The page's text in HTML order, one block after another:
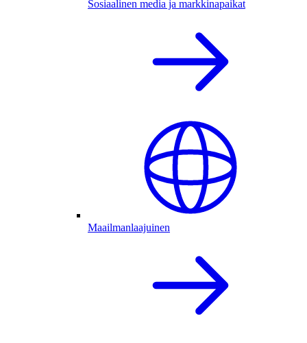
Sosiaalinen media ja markkinapaikat
Maailmanlaajuinen